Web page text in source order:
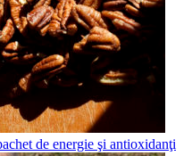
de energie şi antioxidanţi